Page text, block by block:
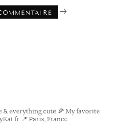
& everything cute 🍕 My favorite
📍 Paris, France